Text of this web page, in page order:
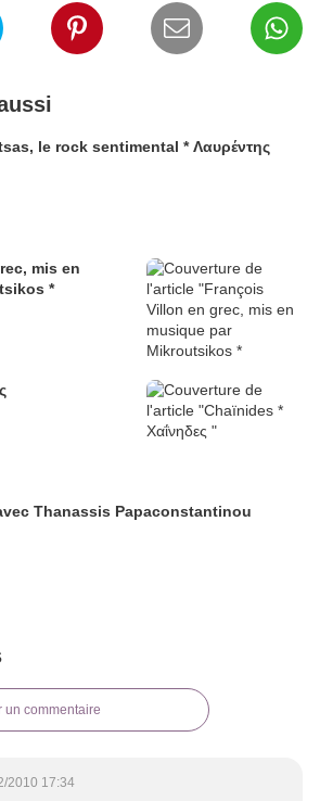
le rock sentimental * Λαυρέντης
mis en
*
Thanassis Papaconstantinou
un commentaire
2010 17:34